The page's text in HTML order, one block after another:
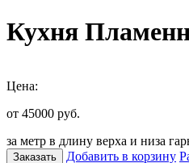
Кухня
Цена:
от 45000 руб.
за метр в длину верха и низа
Заказать Добавить в корзину